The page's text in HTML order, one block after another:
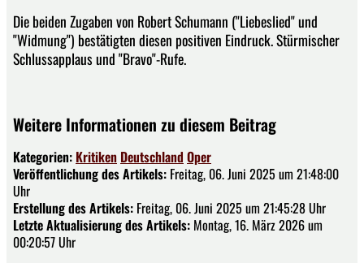
Die beiden Zugaben von Robert Schumann ("Liebeslied" und
"Widmung") bestätigten diesen positiven Eindruck. Stürmischer
Schlussapplaus und "Bravo"-Rufe.
Weitere Informationen zu diesem Beitrag
Kategorien: Kritiken Deutschland Oper
Veröffentlichung des Artikels: Freitag, 06. Juni 2025 um 21:48:00
Uhr
Erstellung des Artikels: Freitag, 06. Juni 2025 um 21:45:28 Uhr
Letzte Aktualisierung des Artikels: Montag, 16. März 2026 um
00:20:57 Uhr